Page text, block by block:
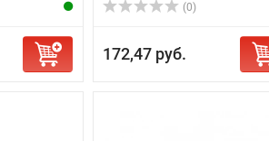
(0)
172,47 руб.